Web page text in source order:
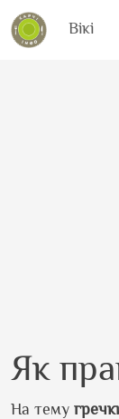
Вікі
Як
На тему